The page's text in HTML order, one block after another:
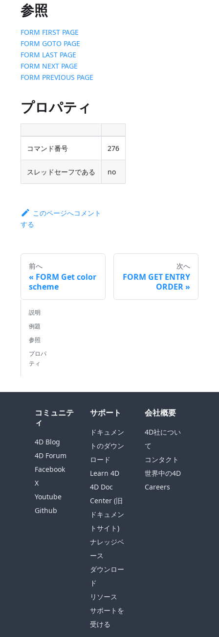
参照
FORM FIRST PAGE
FORM GOTO PAGE
FORM LAST PAGE
FORM NEXT PAGE
FORM PREVIOUS PAGE
プロパティ
コマンド番号 276
スレッドセーフである no
このページへコメント
する
前へ
FORM Get color
scheme
次へ
FORM GET ENTRY
ORDER
説明
例題
参照
プロパ
ティ
コミュニテ
ィ
4D Blog
4D Forum
Facebook
X
Youtube
Github
サポート
ドキュメン
トのダウン
ロード
Learn 4D
4D Doc
Center (旧
ドキュメン
トサイト)
ナレッジベ
ース
ダウンロー
ド
リソース
サポートを
受ける
会社概要
4D社につい
て
コンタクト
世界中の4D
Careers